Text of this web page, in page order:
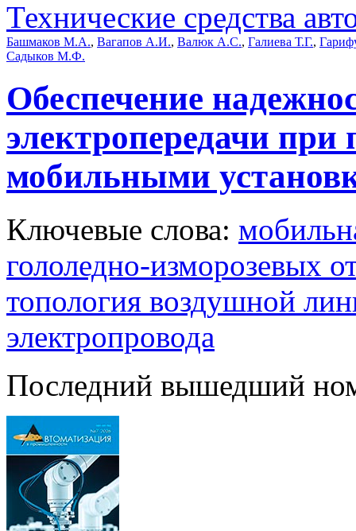
Технические средства
Башмаков М.А., Вагапов А.И., Валюк А.С., Галиева Т.Г.,
Садыков М.Ф.
Обеспечение
электропередачи при
мобильными
Ключевые слова:
гололедно-изморозевых
топология воздушной
электропровода
Последний вышедший